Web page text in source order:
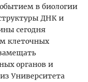
в биологии
ДНК и
сегодня
клеточных
органов и
Университета